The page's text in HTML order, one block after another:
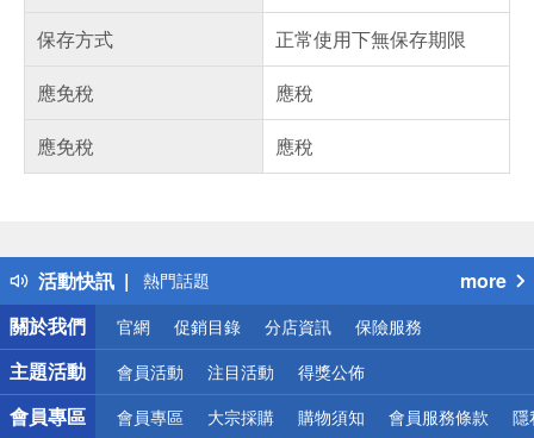
保存方式
正常使用下無保存期限
應免稅
應稅
應免稅
應稅
活動快訊
得獎公告
熱門話題
銀行優惠
偏遠地區配送
詐騙網頁！請小心！
more
關於我們
官網 促銷目錄 分店資訊 保險服務
主題活動 會員活動 注目活動 得獎公佈
會員專區 會員專區 大宗採購 購物須知 會員服務條款 隱